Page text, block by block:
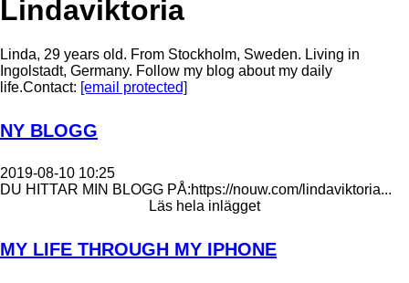
Lindaviktoria
Linda, 29 years old. From Stockholm, Sweden. Living in
Ingolstadt, Germany. Follow my blog about my daily
life.Contact: [email protected]
NY BLOGG
2019-08-10 10:25
DU HITTAR MIN BLOGG PÅ:https://nouw.com/lindaviktoria...
Läs hela inlägget
MY LIFE THROUGH MY IPHONE